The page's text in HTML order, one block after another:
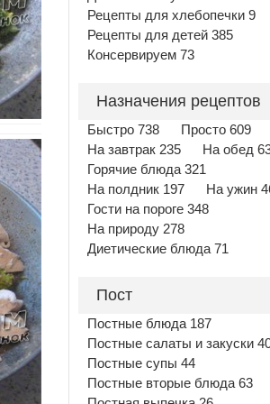
Рецепты для хлебопечки 9
Рецепты для детей 385
Консервируем 73
Назначения рецептов
Быстро 738
Просто 609
На завтрак 235
На обед
Горячие блюда 321
На полдник 197
На ужин
Гости на пороге 348
На природу 278
Диетические блюда 71
Пост
Постные блюда 187
Постные салаты и закуски
Постные супы 44
Постные вторые блюда 63